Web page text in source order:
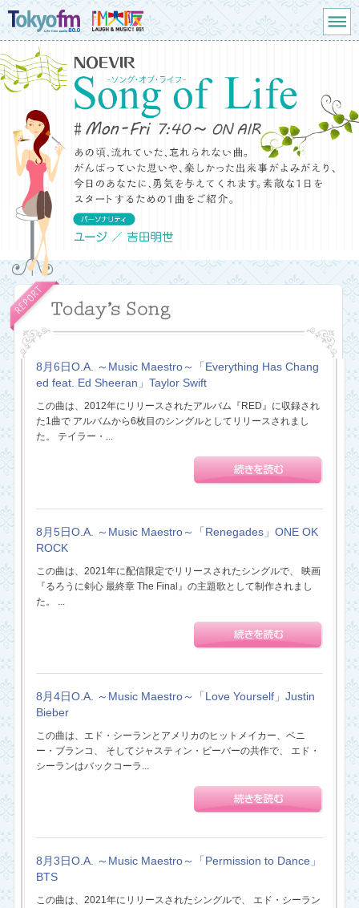
8月6日O.A. ～Music Maestro～「Everything Has Chang
ed feat. Ed Sheeran」Taylor Swift
この曲は、2012年にリリースされたアルバム『RED』に収録され
た1曲で アルバムから6枚目のシングルとしてリリースされまし
た。 テイラー・...
8月5日O.A. ～Music Maestro～「Renegades」ONE OK
ROCK
この曲は、2021年に配信限定でリリースされたシングルで、 映画
『るろうに剣心 最終章 The Final』の主題歌として制作されまし
た。 ...
8月4日O.A. ～Music Maestro～「Love Yourself」Justin
Bieber
この曲は、エド・シーランとアメリカのヒットメイカー、ベニ
ー・ブランコ、 そしてジャスティン・ビーバーの共作で、 エド・
シーランはバックコーラ...
8月3日O.A. ～Music Maestro～「Permission to Dance」
BTS
この曲は、2021年にリリースされたシングルで、 エド・シーラン